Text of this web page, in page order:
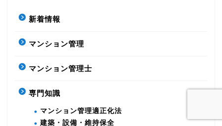
新着情報
マンション管理
マンション管理士
専門知識
マンション管理適正化法
建築・設備・維持保全